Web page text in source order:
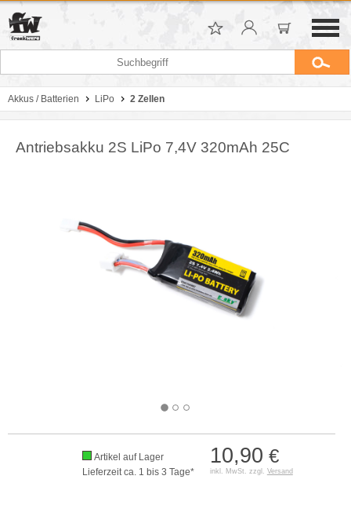
Akkus / Batterien LiPo 2 Zellen
Antriebsakku 2S LiPo 7,4V 320mAh 25C
10,90 €
inkl. MwSt. zzgl. Versand
Artikel auf Lager
Lieferzeit ca. 1 bis 3 Tage*